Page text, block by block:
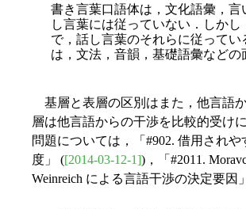
書き言葉口語体は，文化語彙，
し言葉には従っていない．しか
で，話し言葉のそれらに従って
は，文法，音韻，基礎語彙など
基層と表層の区別はまた，他言語
層は他言語からの干渉を比較的受け
問題については，「#902. 借用され
度」 ([2014-03-12-1])，「#2011.
Weinreich による言語干渉の決定要因